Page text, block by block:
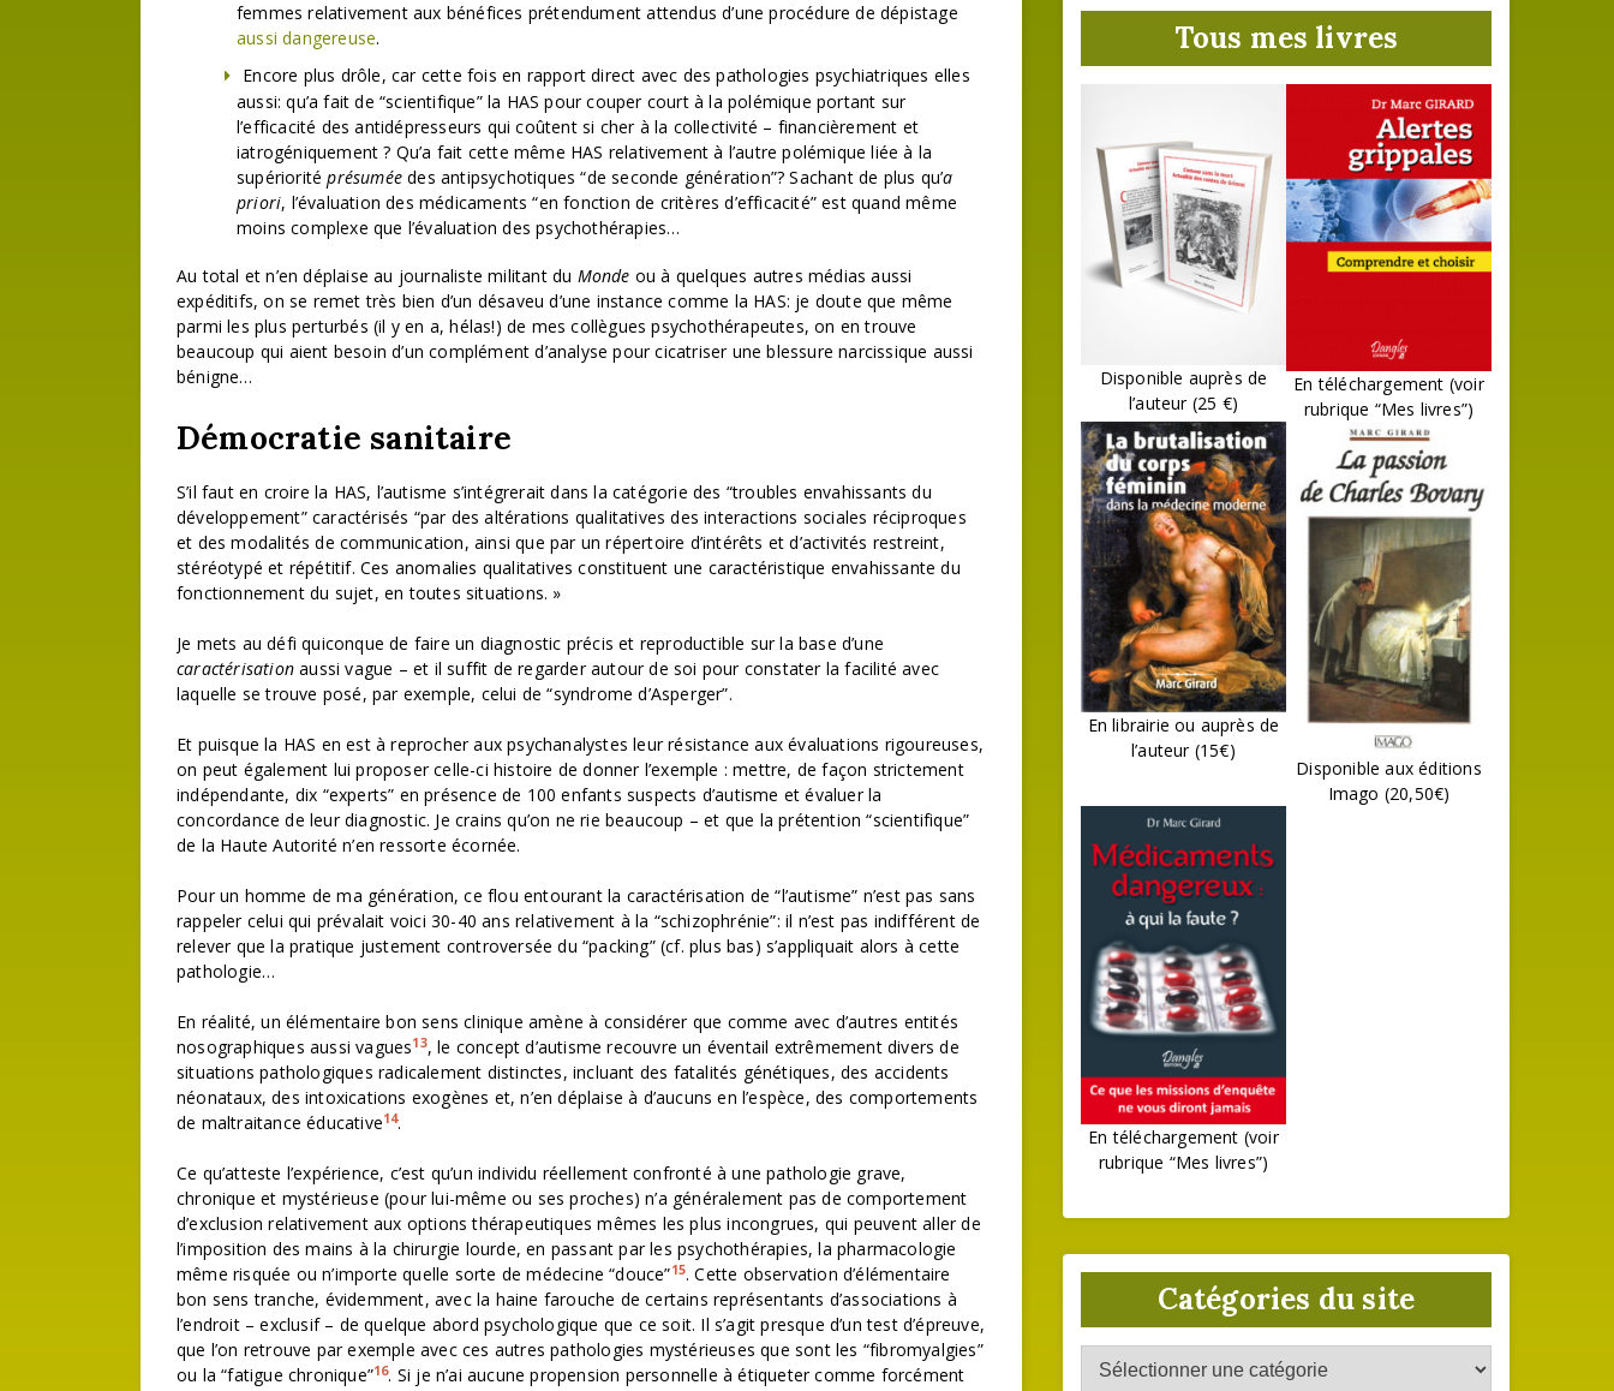
femmes relativement aux bénéfices prétendument attendus d’une procédure de dépistage
aussi dangereuse.
Encore plus drôle, car cette fois en rapport direct avec des pathologies psychiatriques elles
aussi: qu’a fait de “scientifique” la HAS pour couper court à la polémique portant sur
l’efficacité des antidépresseurs qui coûtent si cher à la collectivité – financièrement et
iatrogéniquement ? Qu’a fait cette même HAS relativement à l’autre polémique liée à la
supérioritéprésumée des antipsychotiques “de seconde génération”? Sachant de plus qu’a
priori, l’évaluation des médicaments “en fonction de critères d’efficacité” est quand même
moins complexe que l’évaluation des psychothérapies…
Au total et n’en déplaise au journaliste militant du Monde ou à quelques autres médias aussi
expéditifs, on se remet très bien d’un désaveu d’une instance comme la HAS: je doute que même
parmi les plus perturbés (il y en a, hélas!) de mes collègues psychothérapeutes, on en trouve
beaucoup qui aient besoin d’un complément d’analyse pour cicatriser une blessure narcissique aussi
bénigne…
Démocratie sanitaire
S’il faut en croire la HAS, l’autisme s’intégrerait dans la catégorie des “troubles envahissants du
développement” caractérisés “par des altérations qualitatives des interactions sociales réciproques
et des modalités de communication, ainsi que par un répertoire d’intérêts et d’activités restreint,
stéréotypé et répétitif. Ces anomalies qualitatives constituent une caractéristique envahissante du
fonctionnement du sujet, en toutes situations. »
Je mets au défi quiconque de faire un diagnostic précis et reproductible sur la base d’une
caractérisation aussi vague – et il suffit de regarder autour de soi pour constater la facilité avec
laquelle se trouve posé, par exemple, celui de “syndrome d’Asperger”.
Et puisque la HAS en est à reprocher aux psychanalystes leur résistance aux évaluations rigoureuses,
on peut également lui proposer celle-ci histoire de donner l’exemple : mettre, de façon strictement
indépendante, dix “experts” en présence de 100 enfants suspects d’autisme et évaluer la
concordance de leur diagnostic. Je crains qu’on ne rie beaucoup – et que la prétention “scientifique”
de la Haute Autorité n’en ressorte écornée.
Pour un homme de ma génération, ce flou entourant la caractérisation de “l’autisme” n’est pas sans
rappeler celui qui prévalait voici 30-40 ans relativement à la “schizophrénie”: il n’est pas indifférent de
relever que la pratique justement controversée du “packing” (cf. plus bas) s’appliquait alors à cette
pathologie…
En réalité, un élémentaire bon sens clinique amène à considérer que comme avec d’autres entités
nosographiques aussi vagues13, le concept d’autisme recouvre un éventail extrêmement divers de
situations pathologiques radicalement distinctes, incluant des fatalités génétiques, des accidents
néonataux, des intoxications exogènes et, n’en déplaise à d’aucuns en l’espèce, des comportements
de maltraitance éducative14.
Ce qu’atteste l’expérience, c’est qu’un individu réellement confronté à une pathologie grave,
chronique et mystérieuse (pour lui-même ou ses proches) n’a généralement pas de comportement
d’exclusion relativement aux options thérapeutiques mêmes les plus incongrues, qui peuvent aller de
l’imposition des mains à la chirurgie lourde, en passant par les psychothérapies, la pharmacologie
même risquée ou n’importe quelle sorte de médecine “douce”15. Cette observation d’élémentaire
bon sens tranche, évidemment, avec la haine farouche de certains représentants d’associations à
l’endroit – exclusif – de quelque abord psychologique que ce soit. Il s’agit presque d’un test d’épreuve,
que l’on retrouve par exemple avec ces autres pathologies mystérieuses que sont les “fibromyalgies”
ou la “fatigue chronique”16. Si je n’ai aucune propension personnelle à étiqueter comme forcément
Tous mes livres
Disponible auprès de
l’auteur (25 €)
En téléchargement (voir
rubrique “Mes livres”)
En librairie ou auprès de
l’auteur (15€)
Disponible aux éditions
Imago (20,50€)
En téléchargement (voir
rubrique “Mes livres”)
Catégories du site
Catégories